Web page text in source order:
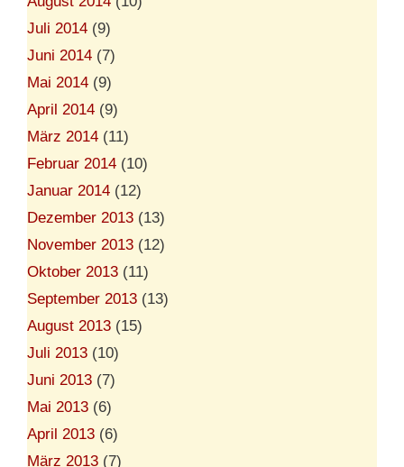
Juli 2014 (9)
Juni 2014 (7)
Mai 2014 (9)
April 2014 (9)
März 2014 (11)
Februar 2014 (10)
Januar 2014 (12)
Dezember 2013 (13)
November 2013 (12)
Oktober 2013 (11)
September 2013 (13)
August 2013 (15)
Juli 2013 (10)
Juni 2013 (7)
Mai 2013 (6)
April 2013 (6)
März 2013 (7)